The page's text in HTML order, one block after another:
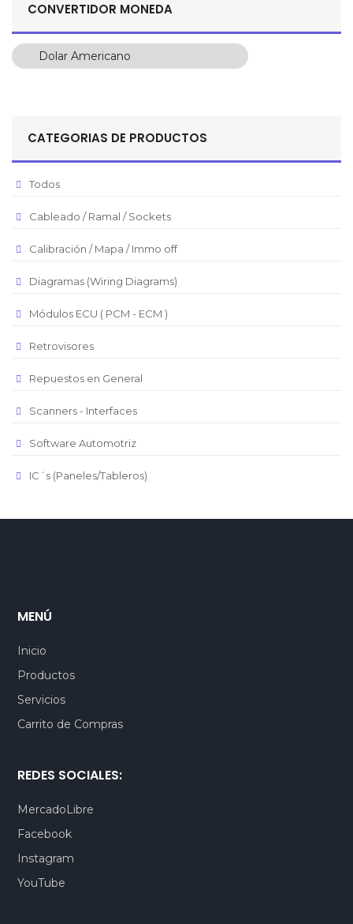
CONVERTIDOR MONEDA
Dolar Americano
Dolar Americano
Pesos Mexicanos
Euro
Real Brasilero
CATEGORIAS DE PRODUCTOS
Todos
Cableado / Ramal / Sockets
Calibración / Mapa / Immo off
Diagramas (Wiring Diagrams)
Módulos ECU ( PCM - ECM )
Retrovisores
Repuestos en General
Scanners - Interfaces
Software Automotriz
IC´s (Paneles/Tableros)
MENÚ
Inicio
Productos
Servicios
Carrito de Compras
REDES SOCIALES:
MercadoLibre
Facebook
Instagram
YouTube